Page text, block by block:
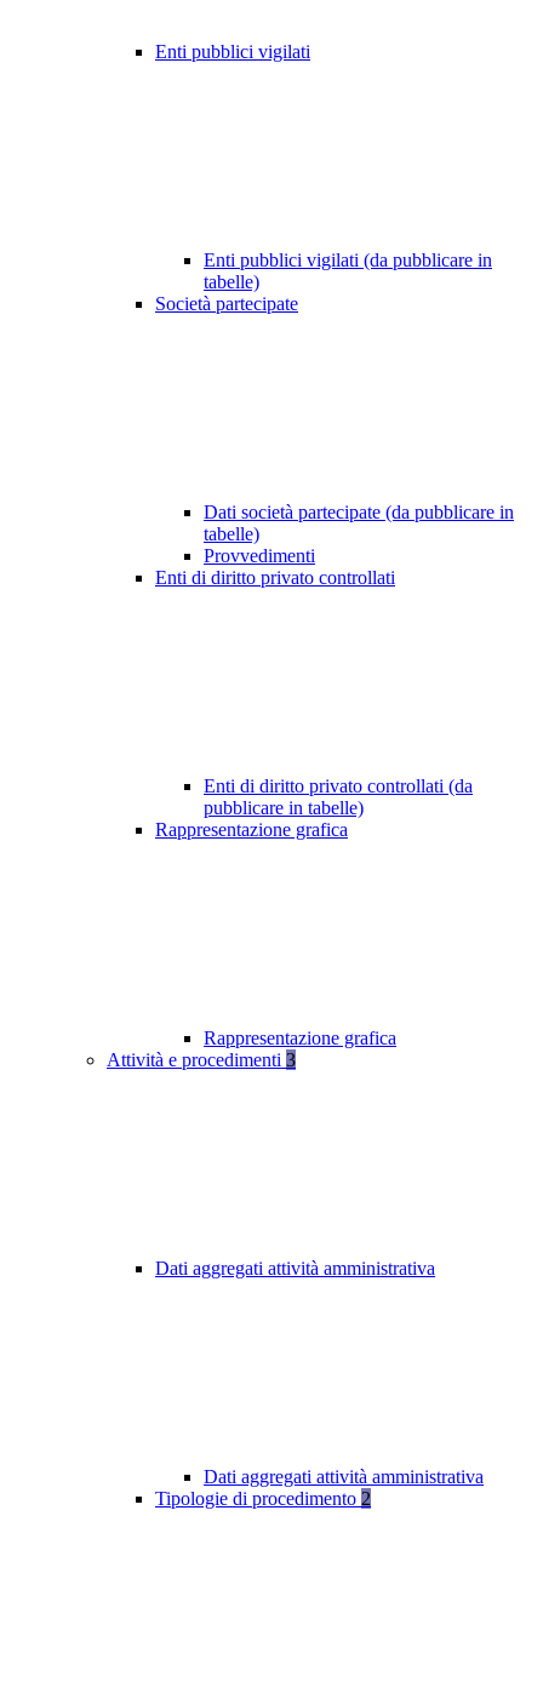
Enti pubblici vigilati
Enti pubblici vigilati (da pubblicare in
tabelle)
Società partecipate
Dati società partecipate (da pubblicare in
tabelle)
Provvedimenti
Enti di diritto privato controllati
Enti di diritto privato controllati (da
pubblicare in tabelle)
Rappresentazione grafica
Rappresentazione grafica
Attività e procedimenti 3
Dati aggregati attività amministrativa
Dati aggregati attività amministrativa
Tipologie di procedimento 2